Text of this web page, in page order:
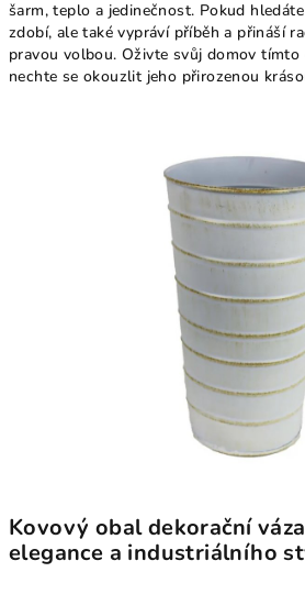
šarm, teplo a jedinečnost. Pokud
zdobí, ale také vypráví příběh a přináší
pravou volbou. Oživte svůj domov
nechte se okouzlit jeho přirozenou
Kovový obal dekorační
elegance a industriálního